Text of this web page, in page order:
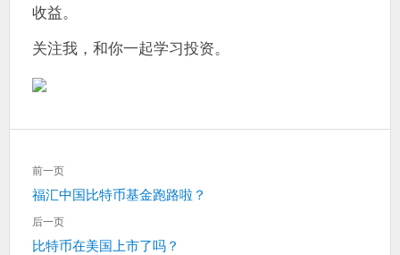
收益。
关注我，和你一起学习投资。
文
章
导
航
前一页
上
一
篇：
福汇中国比特币基金跑路啦？
后一页
下
比特币在美国上市了吗？